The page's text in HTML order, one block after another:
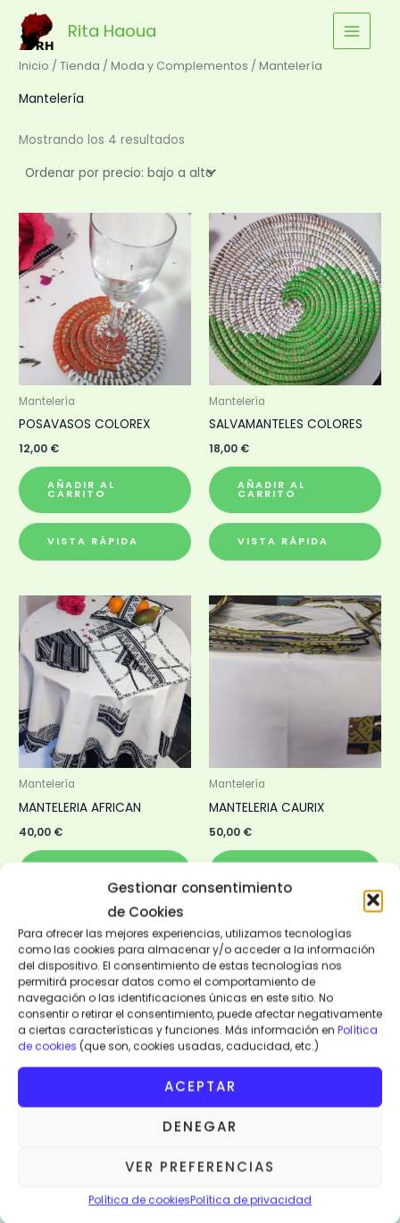
Gestionar consentimiento
de Cookies
Para ofrecer las mejores experiencias, utilizamos tecnologías
como las cookies para almacenar y/o acceder a la información
del dispositivo. El consentimiento de estas tecnologías nos
permitirá procesar datos como el comportamiento de
navegación o las identificaciones únicas en este sitio. No
consentir o retirar el consentimiento, puede afectar negativamente
a ciertas características y funciones. Más información en Política
de cookies (que son, cookies usadas, caducidad, etc.)
ACEPTAR
DENEGAR
VER PREFERENCIAS
Política de cookiesPolítica de privacidad
contenido
Rita Haoua
Categorias
Inicio /Tienda /Moda y Complementos / Mantelería
Mantelería
Mostrando los 4 resultados
alto
Mantelería
POSAVASOS COLOREX
12,00 €
AÑADIR AL
CARRITO
VISTA RÁPIDA
Mantelería
SALVAMANTELES COLORES
18,00 €
AÑADIR AL
CARRITO
VISTA RÁPIDA
Mantelería
MANTELERIA AFRICAN
40,00 €
Mantelería
MANTELERIA CAURIX
50,00 €